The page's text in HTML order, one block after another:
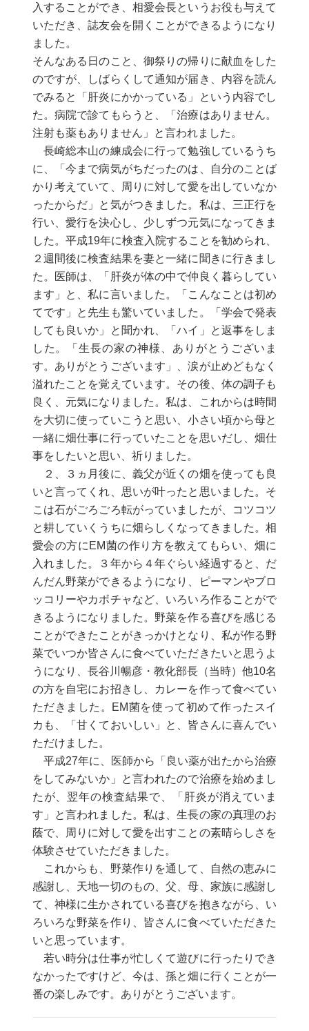
入することができ、相愛会長というお役も与えて
いただき、誌友会を開くことができるようになり
ました。
そんなある日のこと、御祭りの帰りに献血をした
のですが、しばらくして通知が届き、内容を読ん
でみると「肝炎にかかっている」という内容でし
た。病院で診てもらうと、「治療はありません。
注射も薬もありません」と言われました。
長崎総本山の練成会に行って勉強しているうち
に、「今まで病気がちだったのは、自分のことば
かり考えていて、周りに対して愛を出していなか
ったからだ」と気がつきました。私は、三正行を
行い、愛行を決心し、少しずつ元気になってきま
した。平成19年に検査入院することを勧められ、
２週間後に検査結果を妻と一緒に聞きに行きまし
た。医師は、「肝炎が体の中で仲良く暮らしてい
ます」と、私に言いました。「こんなことは初め
てです」と先生も驚いていました。「学会で発表
しても良いか」と聞かれ、「ハイ」と返事をしま
した。「生長の家の神様、ありがとうございま
す。ありがとうございます」、涙が止めどもなく
溢れたことを覚えています。その後、体の調子も
良く、元気になりました。私は、これからは時間
を大切に使っていこうと思い、小さい頃から母と
一緒に畑仕事に行っていたことを思いだし、畑仕
事をしたいと思い、祈りました。
２、３ヵ月後に、義父が近くの畑を使っても良
いと言ってくれ、思いが叶ったと思いました。そ
こは石がごろごろ転がっていましたが、コツコツ
と耕していくうちに畑らしくなってきました。相
愛会の方にEM菌の作り方を教えてもらい、畑に
入れました。３年から４年ぐらい経過すると、だ
んだん野菜ができるようになり、ピーマンやブロ
ッコリーやカボチャなど、いろいろ作ることがで
きるようになりました。野菜を作る喜びを感じる
ことができたことがきっかけとなり、私が作る野
菜でいつか皆さんに食べていただきたいと思うよ
うになり、長谷川暢彦・教化部長（当時）他10名
の方を自宅にお招きし、カレーを作って食べてい
ただきました。EM菌を使って初めて作ったスイ
カも、「甘くておいしい」と、皆さんに喜んでい
ただけました。
平成27年に、医師から「良い薬が出たから治療
をしてみないか」と言われたので治療を始めまし
たが、翌年の検査結果で、「肝炎が消えていま
す」と言われました。私は、生長の家の真理のお
蔭で、周りに対して愛を出すことの素晴らしさを
体験させていただきました。
これからも、野菜作りを通して、自然の恵みに
感謝し、天地一切のもの、父、母、家族に感謝し
て、神様に生かされている喜びを抱きながら、い
ろいろな野菜を作り、皆さんに食べていただきた
いと思っています。
若い時分は仕事が忙しくて遊びに行ったりでき
なかったですけど、今は、孫と畑に行くことが一
番の楽しみです。ありがとうございます。